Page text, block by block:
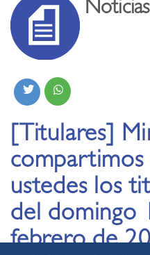
Noticias
[Titulares]
compartimos
ustedes los
del domingo
febrero de